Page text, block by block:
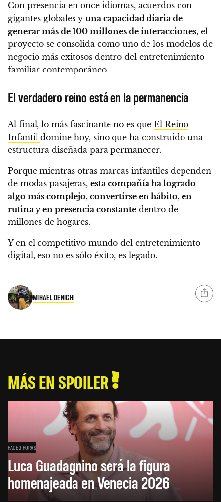
Con presencia en once idiomas, acuerdos con
gigantes globales y una capacidad diaria de
generar más de 100 millones de interacciones, el
proyecto se consolida como uno de los modelos de
negocio más exitosos dentro del entretenimiento
familiar contemporáneo.
El verdadero reino está en la permanencia
Al final, lo más fascinante no es que El Reino
Infantil domine hoy, sino que ha construido una
estructura diseñada para permanecer.
Porque mientras otras marcas infantiles dependen
de modas pasajeras, esta compañía ha logrado
algo más complejo, convertirse en hábito, en
rutina y en presencia constante dentro de
millones de hogares.
Y en el competitivo mundo del entretenimiento
digital, eso no es sólo éxito, es legado.
MIHAEL DENICHI
MÁS EN SPOILER
HACE 3 HORAS
Luca Guadagnino será la figura
homenajeada en Venecia 2026